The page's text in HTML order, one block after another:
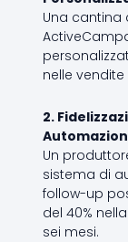
Una cantina
nelle
2.
Un
sistema di
follow-up
del 40%
sei mesi.